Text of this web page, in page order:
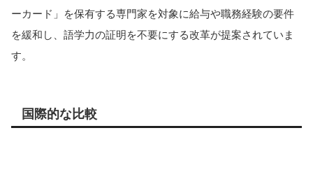
ーカード」を保有する専門家を対象に給与や職務経験の要件
を緩和し、語学力の証明を不要にする改革が提案されていま
す​​。
国際的な比較